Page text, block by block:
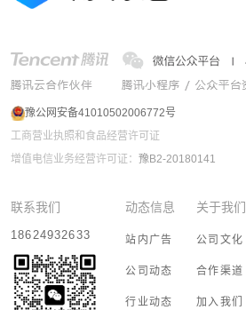
豫公网安备41010502006772号
工商营业执照和食品经营许可证
增值电信业务经营许可证： 豫B2-20180141
联系我们
18624932633
动态信息
站内广告
公司动态
行业动态
关于我们
公司文化
合作渠道
加入我们